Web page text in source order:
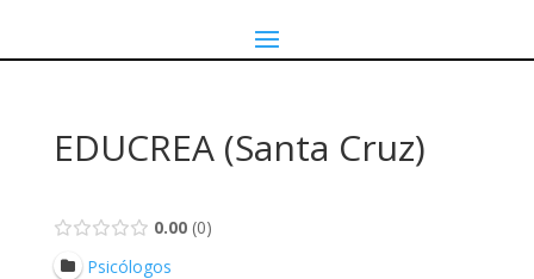
EDUCREA (Santa Cruz)
0.00 0
Psicólogos